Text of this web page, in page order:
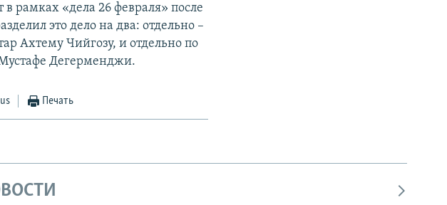
рамках «дела 26 февраля» после
это дело на два: отдельно –
Ахтему Чийгозу, и отдельно по
Дегерменджи.
Печать